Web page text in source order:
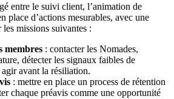
entre le suivi client, l’animation de
place d’actions mesurables, avec une
missions suivantes :
membres : contacter les Nomades,
détecter les signaux faibles de
agir avant la résiliation.
: mettre en place un process de rétention
chaque préavis comme une opportunité